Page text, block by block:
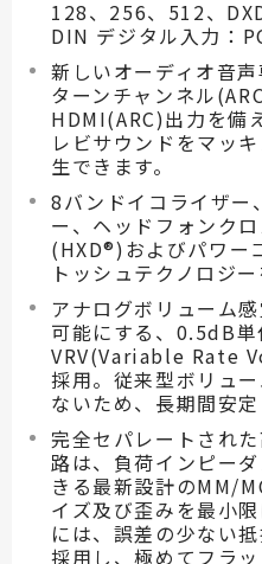
128、256、512、
DIN デジタル入力：
新しいオーディオ音
ターンチャンネル
HDMI(ARC)出力を備
レビサウンドをマッ
生できます。
8バンドイコライザー
ー、ヘッドフォンク
(HXD®)およびパワー
トッシュテクノロジ
アナログボリューム
可能にする、0.5dB
VRV(Variable Rate
採用。従来型ボリュ
ないため、長期間安
完全セパレートされ
路は、負荷インピー
きる最新設計のMM/
イズ及び歪みを最小
には、誤差の少ない
採用し、極めてフラ